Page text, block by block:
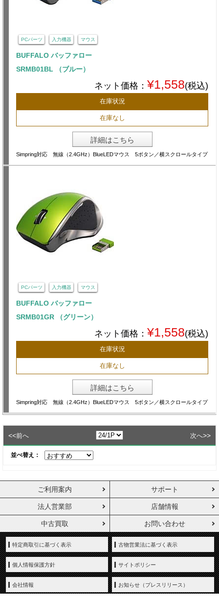
PCパーツ 入力機器 マウス
BUFFALO バッファロー
SRMB01BL （ブルー）
ネット価格： ¥1,558(税込)
在庫状況
在庫なし
詳細はこちら
Simpring対応 無線（2.4GHz）BlueLEDマウス 5ボタン／横スクロールタイプ
PCパーツ 入力機器 マウス
BUFFALO バッファロー
SRMB01GR （グリーン）
ネット価格： ¥1,558(税込)
在庫状況
在庫なし
詳細はこちら
Simpring対応 無線（2.4GHz）BlueLEDマウス 5ボタン／横スクロールタイプ
<<前へ 次へ>>
並べ替え：
ご利用案内 サポート
法人営業部 店舗情報
中古買取 お問い合わせ
特定商取引に基づく表示 古物営業法に基づく表示
個人情報保護方針 サイトポリシー
会社情報 お知らせ（プレスリリース）